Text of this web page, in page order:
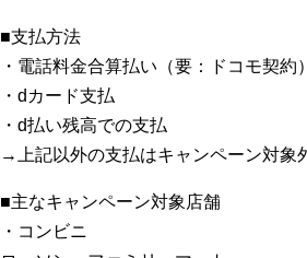
■支払方法
・電話料金合算払い（要：ドコモ契約
・dカード支払
・d払い残高での支払
→上記以外の支払はキャンペーン対象
■主なキャンペーン対象店舗
・コンビニ